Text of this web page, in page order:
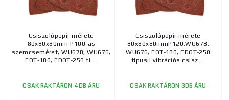
Csiszolópapír mérete
80x80x80mm P100-as
szemcseméret, WU678, WU676,
FOT-180, FDOT-250 tí ...
CSAK RAKTÁRON 4DB ÁRU
Csiszolópapír mérete
80x80x80mmP120,WU678,
WU676, FOT-180, FDOT-250
típusú vibrációs csisz ...
CSAK RAKTÁRON 3DB ÁRU